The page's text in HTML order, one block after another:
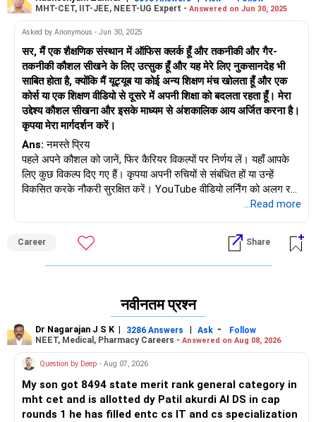
MHT-CET, IIT-JEE, NEET-UG Expert - Answered on Jun 30, 2025
Asked by Anonymous - Jun 30, 2025
सर, मैं एक शैक्षणिक संस्थान में ऑफिस क्लर्क हूँ और तकनीकी और गैर-
तकनीकी कौशल सीखने के लिए उत्सुक हूँ और यह मेरे लिए नुकसानदेह भी
साबित होता है, क्योंकि मैं यूट्यूब या कोई अन्य शिक्षण मंच खोलता हूँ और एक
कोर्स या एक शिक्षण वीडियो से दूसरे में अपनी शिक्षा को बदलता रहता हूँ। मेरा
उद्देश्य कौशल सीखना और इसके माध्यम से अंशकालिक आय अर्जित करना है।
कृपया मेरा मार्गदर्शन करें।
Ans: नमस्ते प्रिय
पहले अपने कौशल को जानें, फिर कैरियर विकल्पों पर निर्णय लें। यहाँ आपके
लिए कुछ विकल्प दिए गए हैं। कृपया अपनी रुचियों से संबंधित हों या उन्हें
विकसित करके नौकरी सुरक्षित करें। YouTube वीडियो लर्निंग को अलग रखें
और बेहतर स्पष्टता और तेज़ सीखने के लिए ऑफ़लाइन कोर्स जॉइन करें। (1)
/ गूगल शीट्स (3) क्रिएटिव - कैनवा ग्राफिक डिज़ाइन (4) लेखन - कंटेंट
राइटिंग (4) तकनीकी - वेब डिज़ाइन (HTML/CSS) (5) प्रिंटिंग - DTP
आदि। एक कौशल चुनें, एक सीखने की योजना बनाएँ, लगातार अभ्यास करें,
अगर आपको यह उत्तर पसंद आया तो मुझे फ़ॉलो करें। धन्यवाद!
राधेश्याम
...Read more
Career Share
नवीनतम प्रश्न
Dr Nagarajan J S K | 3286 Answers | Ask -
Follow
NEET, Medical, Pharmacy Careers - Answered on Aug 08, 2026
Question by Deep - Aug 07, 2026
My son got 8494 state merit rank general category in
mht cet and is allotted dy Patil akurdi AI DS in cap
rounds 1 he has filled entc cs IT and cs specialization